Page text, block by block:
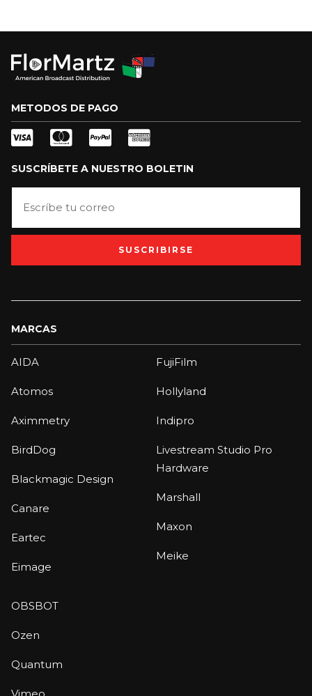
METODOS DE PAGO
SUSCRÍBETE A NUESTRO BOLETIN
SUSCRIBIRSE
MARCAS
AIDA
Atomos
Aximmetry
BirdDog
Blackmagic Design
Canare
Eartec
Eimage
FujiFilm
Hollyland
Indipro
Livestream Studio Pro
Hardware
Marshall
Maxon
Meike
OBSBOT
Ozen
Quantum